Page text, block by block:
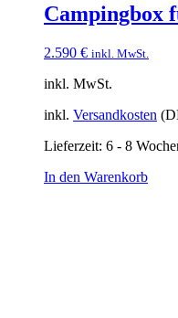
Campingbox
2.590 € inkl. MwSt.
inkl. MwSt.
inkl. Versandkosten
Lieferzeit: 6 - 8
In den Warenkorb